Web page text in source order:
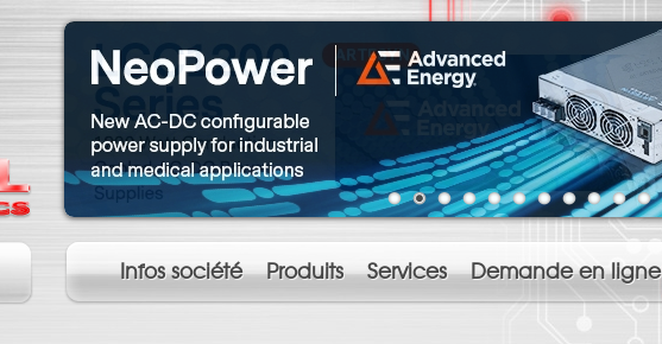
Infos société Produits Services Demande en ligne